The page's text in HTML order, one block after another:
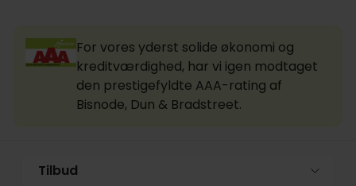
For vores yderst solide økonomi og
kreditværdighed, har vi igen modtaget
den prestigefyldte AAA-rating af
Bisnode, Dun & Bradstreet.
Tilbud